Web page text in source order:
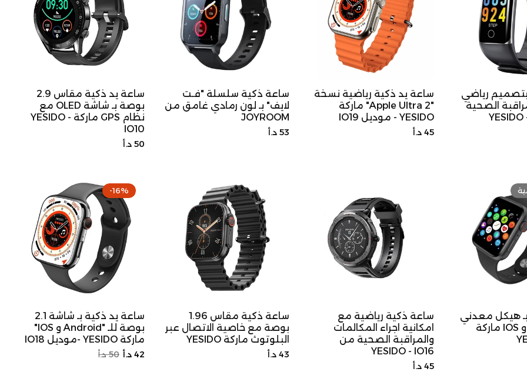
رياضي
الصحية
ساعة يد ذكية رياضية نسخة
"2 Apple Ultra" ماركة
YESIDO - موديل IO19
السعر
45 د.أ
ساعة ذكية سلسلة "فـت
لايف" بـ لون رمادي غامق من
JOYROOM
السعر
53 د.أ
ساعة يد ذكية مقاس 2.9
بوصة بـ شاشة OLED مع
نظام GPS ماركة YESIDO -
IO10
السعر
50 د.أ
هيكل معدني
للـ Android و IOS ماركة
ساعة ذكية رياضية مع
امكانية اجراء المكالمات
والمراقبة الصحية من
YESIDO - IO16
السعر
45 د.أ
ساعة ذكية مقاس 1.96
بوصة مع خاصية الاتصال عبر
البلوتوث ماركة YESIDO
السعر
43 د.أ
-16%
ساعة يد ذكية بـ شاشة 2.1
بوصة للـ "Android و IOS"
ماركة YESIDO -موديل IO18
السعر
42 د.أ
سعر
50 د.أ